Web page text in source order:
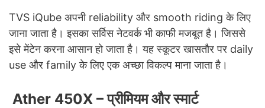
TVS iQube अपनी reliability और smooth riding के लिए
जाना जाता है। इसका सर्विस नेटवर्क भी काफी मजबूत है। जिससे
इसे मेंटेन करना आसान हो जाता है। यह स्कूटर खासतौर पर daily
use और family के लिए एक अच्छा विकल्प माना जाता है।
Ather 450X – प्रीमियम और स्मार्ट